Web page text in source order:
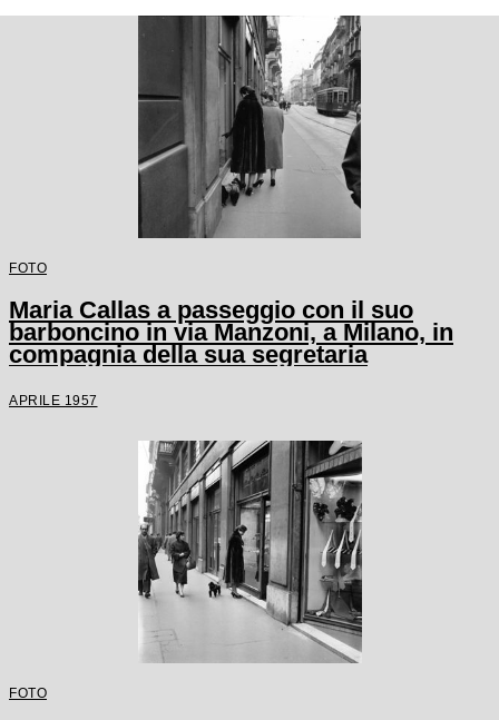
FOTO
Maria Callas a passeggio con il suo
barboncino in via Manzoni, a Milano, in
compagnia della sua segretaria
APRILE 1957
FOTO